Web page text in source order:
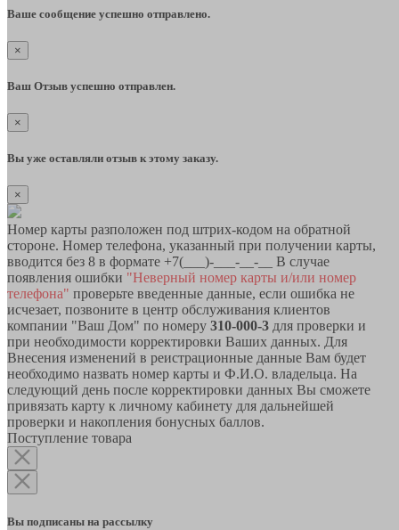
Ваше сообщение успешно отправлено.
×
Ваш Отзыв успешно отправлен.
×
Вы уже оставляли отзыв к этому заказу.
×
Номер карты разположен под штрих-кодом на обратной
стороне. Номер телефона, указанный при получении карты,
вводится без 8 в формате +7(___)-___-__-__ В случае
появления ошибки "Неверный номер карты и/или номер
телефона" проверьте введенные данные, если ошибка не
исчезает, позвоните в центр обслуживания клиентов
компании "Ваш Дом" по номеру 310-000-3 для проверки и
при необходимости корректировки Ваших данных. Для
Внесения изменений в реистрационные данные Вам будет
необходимо назвать номер карты и Ф.И.О. владельца. На
следующий день после корректировки данных Вы сможете
привязать карту к личному кабинету для дальнейшей
проверки и накопления бонусных баллов.
Поступление товара
Вы подписаны на рассылку